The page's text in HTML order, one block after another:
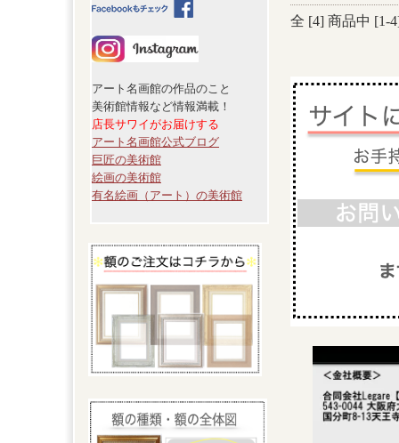
アート名画館の作品のこと
美術館情報など情報満載！
店長サワイがお届けする
アート名画館公式ブログ
巨匠の美術館
絵画の美術館
有名絵画（アート）の美術館
全 [4] 商品中 [1-4